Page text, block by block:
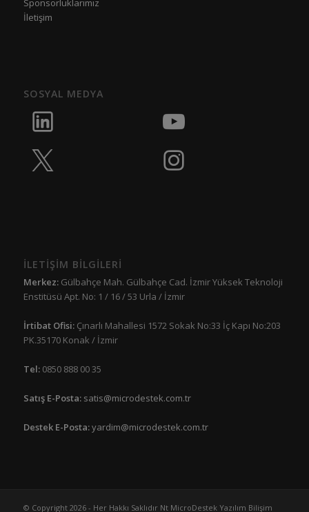
Sponsorluklarımız
İletişim
SOSYAL MEDYA
İLETİŞİM BİLGİLERİ
Merkez:Gülbahçe Mah. Gülbahçe Cad. İzmir Yüksek Teknoloji
Enstitüsü Apt. No: 1 / 16 / 53 Urla / İzmir
İrtibat Ofisi: Çınarlı Mahallesi 1572 Sokak No:33 İç Kapı No:203
PK.35170 Konak / İzmir
Tel:0850 888 00 35
Satış E-Posta: satis@microdestek.com.tr
Destek E-Posta:yardim@microdestek.com.tr
© Copyright 2026 - Her Hakkı Saklıdır Nt MicroDestek Yazılım Bilişim